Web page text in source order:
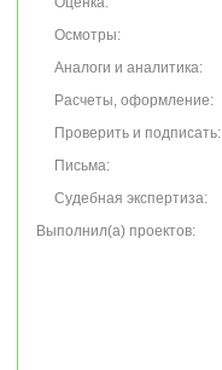
Осмотры:
Аналоги и аналитика:
Расчеты, оформление:
Проверить и подписать:
Письма:
Судебная экспертиза:
Выполнил(а) проектов: